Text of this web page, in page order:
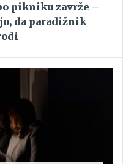
pikniku zavrže –
da paradižnik